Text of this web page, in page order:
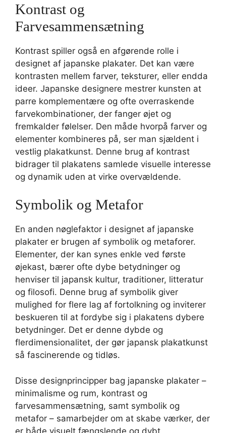
Kontrast og
Farvesammensætning
Kontrast spiller også en afgørende rolle i
designet af japanske plakater. Det kan være
kontrasten mellem farver, teksturer, eller endda
ideer. Japanske designere mestrer kunsten at
parre komplementære og ofte overraskende
farvekombinationer, der fanger øjet og
fremkalder følelser. Den måde hvorpå farver og
elementer kombineres på, ser man sjældent i
vestlig plakatkunst. Denne brug af kontrast
bidrager til plakatens samlede visuelle interesse
og dynamik uden at virke overvældende.
Symbolik og Metafor
En anden nøglefaktor i designet af japanske
plakater er brugen af symbolik og metaforer.
Elementer, der kan synes enkle ved første
øjekast, bærer ofte dybe betydninger og
henviser til japansk kultur, traditioner, litteratur
og filosofi. Denne brug af symbolik giver
mulighed for flere lag af fortolkning og inviterer
beskueren til at fordybe sig i plakatens dybere
betydninger. Det er denne dybde og
flerdimensionalitet, der gør japansk plakatkunst
så fascinerende og tidløs.
Disse designprincipper bag japanske plakater –
minimalisme og rum, kontrast og
farvesammensætning, samt symbolik og
metafor – samarbejder om at skabe værker, der
er både visuelt fængslende og dybt